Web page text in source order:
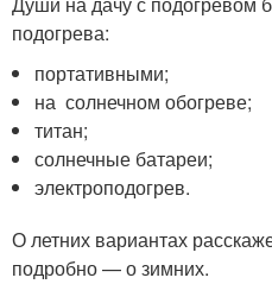
подогрева:
портативными;
на солнечном обогреве;
титан;
солнечные батареи;
электроподогрев.
О летних вариантах
подробно — о зимних.